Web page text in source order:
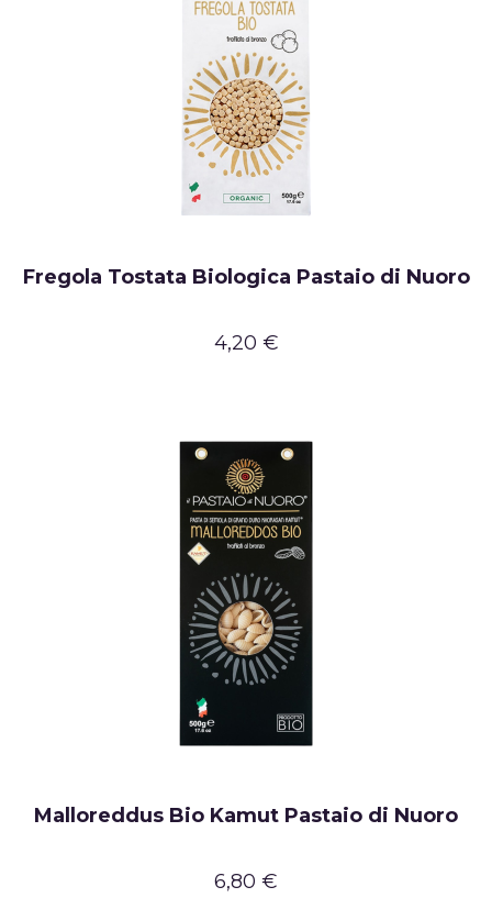
Fregola Tostata Biologica Pastaio di Nuoro
4,20 €
Malloreddus Bio Kamut Pastaio di Nuoro
6,80 €